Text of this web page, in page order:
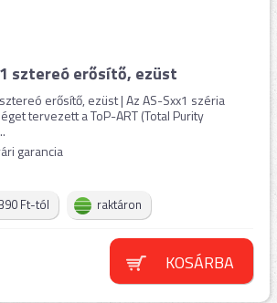
sztereó erősítő, ezüst
erősítő, ezüst | Az AS-Sxx1 széria
tervezett a ToP-ART (Total Purity
garancia
Ft-tól raktáron
KOSÁRBA